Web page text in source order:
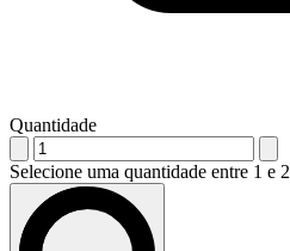
Quantidade
Selecione uma quantidade entre 1 e 2